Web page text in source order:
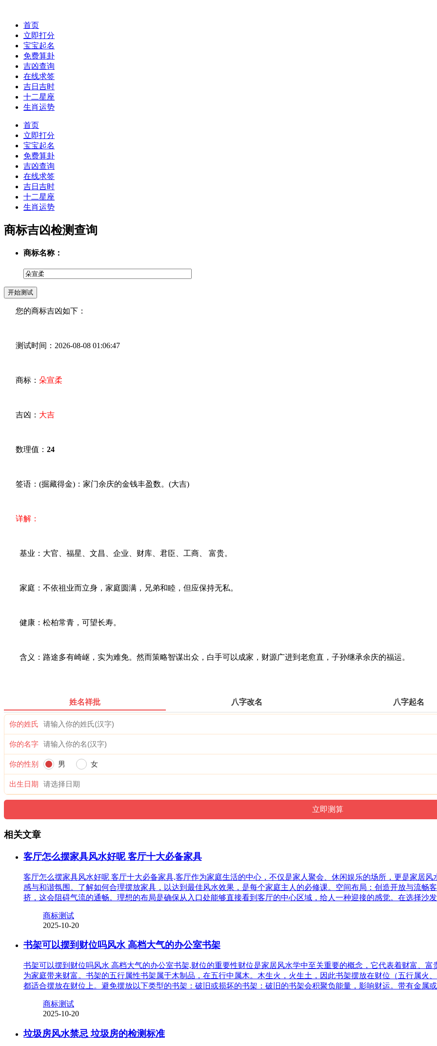
首页
立即打分
宝宝起名
免费算卦
吉凶查询
在线求签
吉日吉时
十二星座
生肖运势
首页
立即打分
宝宝起名
免费算卦
吉凶查询
在线求签
吉日吉时
十二星座
生肖运势
商标吉凶检测查询
商标名称：
您的商标吉凶如下：
测试时间：2026-08-08 01:06:47
商标： 朵宣柔
吉凶： 大吉
数理值： 24
签语：(掘藏得金)：家门余庆的金钱丰盈数。(大吉)
详解：
基业：大官、福星、文昌、企业、财库、君臣、工商、 富贵。
家庭：不依祖业而立身，家庭圆满，兄弟和睦，但应保持无私。
健康：松柏常青，可望长寿。
含义：路途多有崎岖，实为难免。然而策略智谋出众，白手可以成家，财源广进到老愈直，子孙继承余庆的福运。
姓名祥批 八字改名 八字起名
你的姓氏
你的名字
你的性别 男 女
出生日期
相关文章
客厅怎么摆家具风水好呢 客厅十大必备家具
客厅怎么摆家具风水好呢 客厅十大必备家具,客厅作为家庭生活的中心，不仅是家人聚会、休闲娱乐的场所，更是家居
感与和谐氛围。了解如何合理摆放家具，以达到最佳风水效果，是每个家庭主人的必修课。空间布局：创造开放与流畅
挤，这会阻碍气流的通畅。理想的布局是确保从入口处能够直接看到客厅的中心区域，给人一种迎接的感觉。在选择沙
商标测试
2025-10-20
书架可以摆到财位吗风水 高档大气的办公室书架
书架可以摆到财位吗风水 高档大气的办公室书架,财位的重要性财位是家居风水学中至关重要的概念，它代表着财富、
为家庭带来财富。书架的五行属性书架属于木制品，在五行中属木。木生火，火生土，因此书架摆放在财位（五行属火
都适合摆放在财位上。避免摆放以下类型的书架：破旧或损坏的书架：破旧的书架会积聚负能量，影响财运。带有金属
商标测试
2025-10-20
垃圾房风水禁忌 垃圾房的检测标准